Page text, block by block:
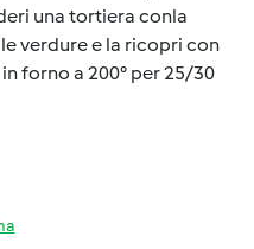
una tortiera conla
verdure e la ricopri con
forno a 200° per 25/30